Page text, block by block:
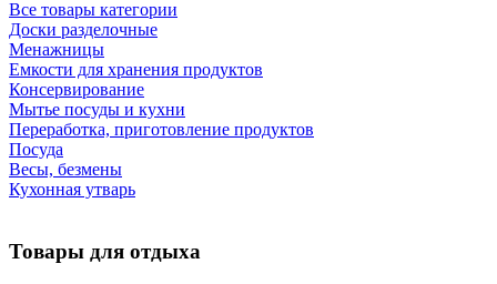
Все товары категории
Доски разделочные
Менажницы
Емкости для хранения продуктов
Консервирование
Мытье посуды и кухни
Переработка, приготовление продуктов
Посуда
Весы, безмены
Кухонная утварь
Товары для отдыха